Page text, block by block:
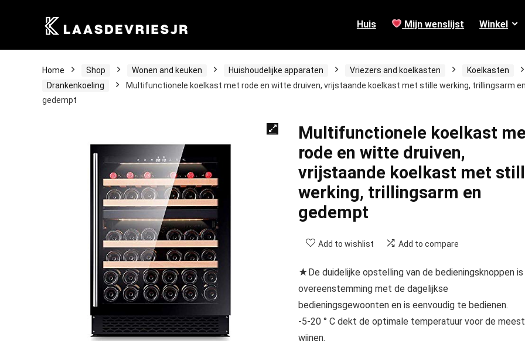
Huis Mijn wenslijst Winkel
Home Shop Wonen and keuken Huishoudelijke apparaten Vriezers and koelkasten
Koelkasten
Drankenkoeling
Multifunctionele koelkast met rode en witte druiven, vrijstaande koelkast met stille werking, trillingsarm
gedempt
Multifunctionele koelkast
rode en witte druiven,
vrijstaande koelkast met
werking, trillingsarm en
gedempt
Add to wishlist Add to compare
★De duidelijke opstelling van de bedieningsknoppen is
overeenstemming met de dagelijkse
bedieningsgewoonten en is eenvoudig te bedienen.
-5-20 ° C dekt de optimale temperatuur voor de
wijnen.